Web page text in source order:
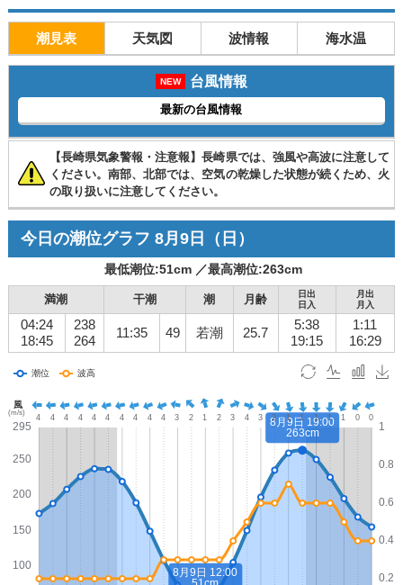
潮見表 天気図 波情報 海水温
NEW 台風情報
最新の台風情報
【長崎県気象警報・注意報】長崎県では、強風や高波に注意して
ください。南部、北部では、空気の乾燥した状態が続くため、火
の取り扱いに注意してください。
今日の潮位グラフ 8月9日 （日）
最低潮位:51cm ／最高潮位:263cm
満潮 干潮 潮 月齢
日出
日入
月出
月入
04:24
18:45
238
264
11:35 49 若潮 25.7
5:38
19:15
1:11
16:29